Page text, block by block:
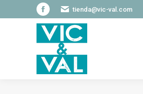
Facebook
page
opens
in
new
tienda@vic-val.com